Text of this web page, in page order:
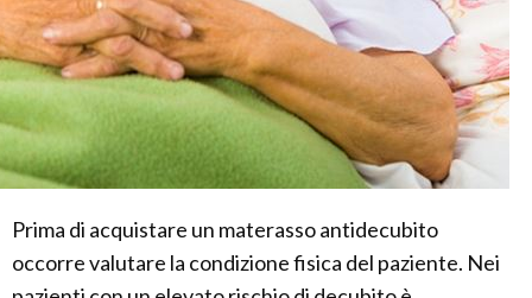
Prima di acquistare un materasso antidecubito
occorre valutare la condizione fisica del paziente. Nei